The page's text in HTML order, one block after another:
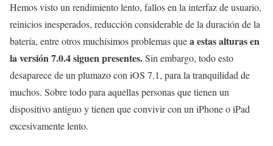
Hemos visto un rendimiento lento, fallos en la interfaz de usuario,
reinicios inesperados, reducción considerable de la duración de la
batería, entre otros muchísimos problemas quea estas alturas en
la versión 7.0.4 siguen presentes.Sin embargo, todo esto
desaparece de un plumazo con iOS 7.1, para la tranquilidad de
muchos. Sobre todo para aquellas personas que tienen un
dispositivo antiguo y tienen que convivir con un iPhone o iPad
excesivamente lento.